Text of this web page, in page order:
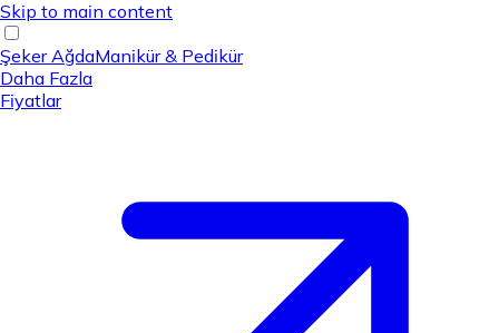
Skip to main content
Şeker AğdaManikür & Pedikür
Daha Fazla
Fiyatlar